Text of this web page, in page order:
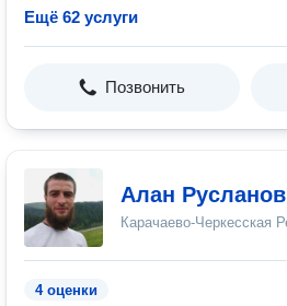
Ещё 62 услуги
Позвонить
Алан
Карачаево-Черкесская
4 оценки